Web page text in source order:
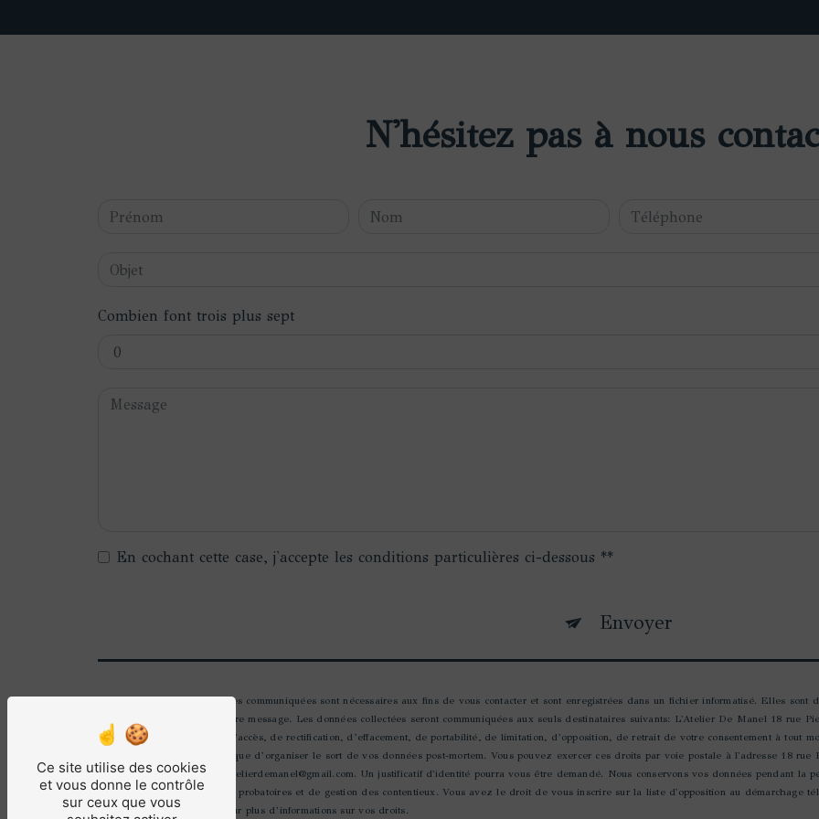
N'hésitez pas à nous
Combien font trois plus sept
En cochant cette case, j'accepte les conditions particulières ci-dessous **
Envoyer
** Les données personnelles communiquées sont nécessaires aux fins de vous contacter et sont enregistrées dans un fichier informatisé. Elles
seul but de répondre à votre message. Les données collectées seront communiquées aux seuls destinataires suivants: L'Atelier De Manel 18 rue
Vous disposez de droits d’accès, de rectification, d’effacement, de portabilité, de limitation, d’opposition, de retrait de votre consentement à tout
autorité de contrôle, ainsi que d’organiser le sort de vos données post-mortem. Vous pouvez exercer ces droits par voie postale à l'adresse 18
électronique à l'adresse latelierdemanel@gmail.com. Un justificatif d'identité pourra vous être demandé. Nous conservons vos données pendant la
prescription légale aux fins probatoires et de gestion des contentieux. Vous avez le droit de vous inscrire sur la liste d'opposition au démarchage
Consultez le site cnil.fr pour plus d’informations sur vos droits.
Ce site utilise des cookies
et vous donne le contrôle
sur ceux que vous